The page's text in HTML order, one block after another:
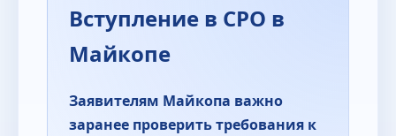
Вступление в СРО в
Майкопе
Заявителям Майкопа важно
заранее проверить требования к